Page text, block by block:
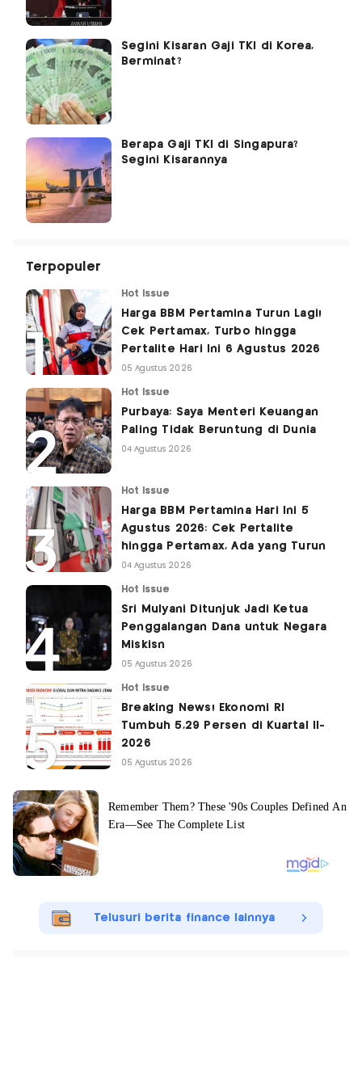
Segini Kisaran Gaji TKI di Korea,
Berminat?
Berapa Gaji TKI di Singapura?
Segini Kisarannya
Terpopuler
Hot Issue
Harga BBM Pertamina Turun Lagi!
Cek Pertamax, Turbo hingga
Pertalite Hari Ini 6 Agustus 2026
05 Agustus 2026
Hot Issue
Purbaya: Saya Menteri Keuangan
Paling Tidak Beruntung di Dunia
04 Agustus 2026
Hot Issue
Harga BBM Pertamina Hari Ini 5
Agustus 2026: Cek Pertalite
hingga Pertamax, Ada yang Turun
04 Agustus 2026
Hot Issue
Sri Mulyani Ditunjuk Jadi Ketua
Penggalangan Dana untuk Negara
Miskisn
05 Agustus 2026
Hot Issue
Breaking News! Ekonomi RI
Tumbuh 5,29 Persen di Kuartal II-
2026
05 Agustus 2026
Telusuri berita finance lainnya